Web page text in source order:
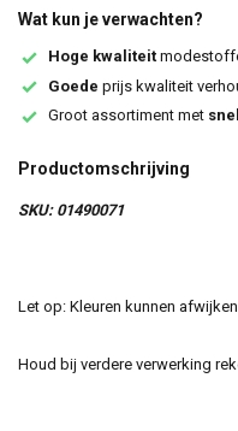
Wat kun je verwachten?
Hoge kwaliteit
Goede prijs kwaliteit
Groot assortiment met
Productomschrijving
SKU: 01490071
Let op: Kleuren kunnen
Houd bij verdere verwerking